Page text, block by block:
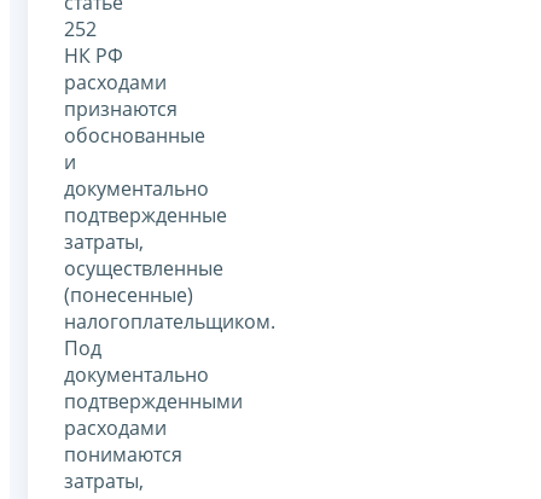
252
НК РФ
расходами
признаются
обоснованные
и
документально
подтвержденные
затраты,
осуществленные
(понесенные)
налогоплательщиком.
Под
документально
подтвержденными
расходами
понимаются
затраты,